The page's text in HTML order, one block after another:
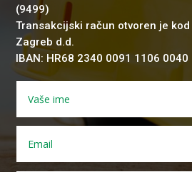
(9499)
Transakcijski račun otvoren je
Zagreb d.d.
IBAN: HR68 2340 0091 1106 0040